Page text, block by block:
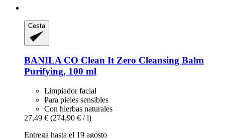
Cesta
BANILA CO Clean It Zero Cleansing Balm
Purifying, 100 ml
Limpiador facial
Para pieles sensibles
Con hierbas naturales
27,49 € (274,90 € / l)
Entrega hasta el 19 agosto